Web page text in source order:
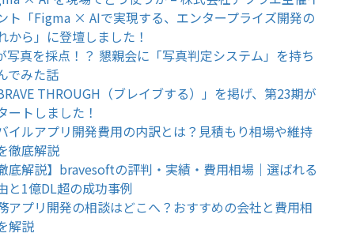
ト「Figma × AIで実現する、エンタープライズ開発の
から」に登壇しました！
写真を採点！？ 懇親会に「写真判定システム」を持ち
でみた話
BRAVE THROUGH（ブレイブする）」を掲げ、第23期が
ートしました！
イルアプリ開発費用の内訳とは？見積もり相場や維持
徹底解説
徹底解説】bravesoftの評判・実績・費用相場｜選ばれる
と1億DL超の成功事例
アプリ開発の相談はどこへ？おすすめの会社と費用相
解説